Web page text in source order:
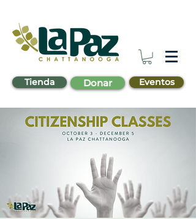
Tienda Donar Eventos